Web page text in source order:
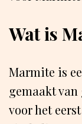
Wat is
Marmite is
gemaakt
voor het